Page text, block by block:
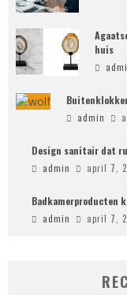
huis
admin
Design sanitair dat
admin april 7,
Badkamerproducten
admin april 7,